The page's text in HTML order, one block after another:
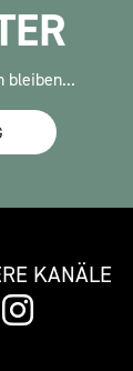
bleiben...
KANÄLE